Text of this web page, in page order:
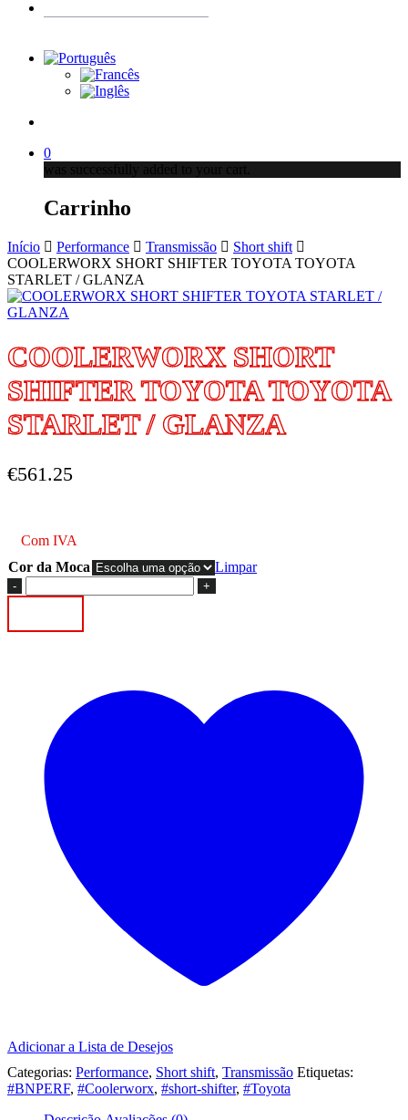
0
was successfully added to your cart.
Carrinho
Início Performance Transmissão
Short shift
COOLERWORX SHORT SHIFTER TOYOTA TOYOTA
STARLET / GLANZA
COOLERWORX SHORT
SHIFTER TOYOTA TOYOTA
STARLET / GLANZA
€561.25
Com IVA
Cor da Moca
Limpar
de
SHORT
STARLET
GLANZA
Adicionar a Lista de Desejos
Categorias: Performance, Short shift, Transmissão Etiquetas:
#BNPERF, #Coolerworx, #short-shifter, #Toyota